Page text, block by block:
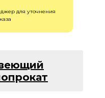
для уточнения